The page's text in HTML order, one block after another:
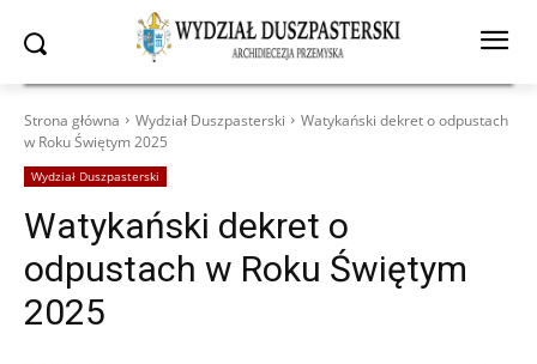
Strona główna Wydział Duszpasterski
Watykański dekret o odpustach
w Roku Świętym 2025
Wydział Duszpasterski
Watykański dekret o
odpustach w Roku Świętym
2025